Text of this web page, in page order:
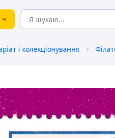
і колекціонування